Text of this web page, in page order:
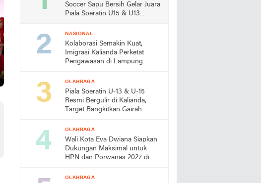
Soccer Sapu Bersih Gelar Juara
Piala Soeratin U15 & U13
NASIONAL
Kolaborasi Semakin Kuat,
Imigrasi Kalianda Perketat
Pengawasan di Lampung
OLAHRAGA
Piala Soeratin U-13 & U-15
Resmi Bergulir di Kalianda,
Target Bangkitkan Gairah
OLAHRAGA
Wali Kota Eva Dwiana Siapkan
Dukungan Maksimal untuk
HPN dan Porwanas 2027 di
OLAHRAGA